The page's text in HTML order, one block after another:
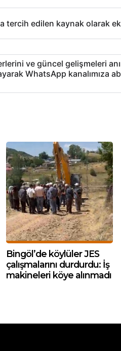
tercih edilen kaynak olarak
ve güncel gelişmeleri
WhatsApp kanalımıza
Bingöl’de köylüler JES
çalışmalarını durdurdu: İş
makineleri köye alınmadı